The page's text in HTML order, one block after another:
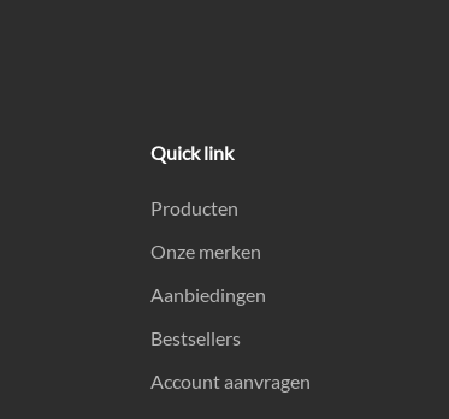
Quick link
Producten
Onze merken
Aanbiedingen
Bestsellers
Account aanvragen